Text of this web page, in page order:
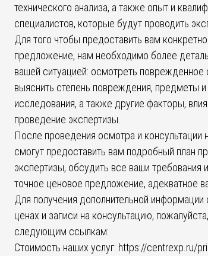
технического анализа, а также опыт и
специалистов, которые будут проводить
Для того чтобы предоставить вам
предложение, нам необходимо более
вашей ситуацией: осмотреть поврежденное
выяснить степень повреждения, предметы
исследования, а также другие факторы,
проведение экспертизы.
После проведения осмотра и консультации
смогут предоставить вам подробный план
экспертизы, обсудить все ваши требования
точное ценовое предложение, адекватное
Для получения дополнительной информации
ценах и записи на консультацию,
следующим ссылкам:
Стоимость наших услуг: https://centrexp.ru/